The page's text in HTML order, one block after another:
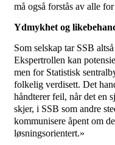
må også forstås av alle
Ydmykhet og
Som selskap tar SSB
Ekspertrollen kan
men for Statistisk
folkelig verdisett. Det
håndterer feil, når det en
skjer, i SSB som andre
kommunisere åpent om
løsningsorientert.»